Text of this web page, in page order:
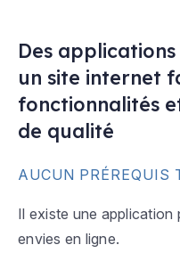
Des
un site internet
fonctionnalités
de qualité
AUCUN PRÉREQUIS
Il existe une
envies en ligne.